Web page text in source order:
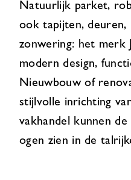
Natuurlijk parket,
ook tapijten, deuren,
zonwering: het merk
modern design,
Nieuwbouw of
stijlvolle inrichting
vakhandel kunnen
ogen zien in de